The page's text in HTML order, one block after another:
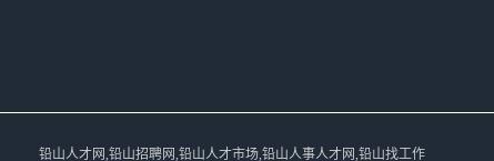
铅山人才网,铅山招聘网,铅山人才市场,铅山人事人才网,铅山找工作